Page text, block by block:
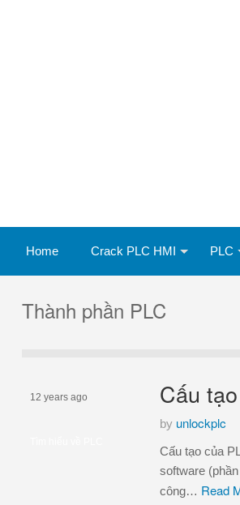
Home Crack PLC HMI PLC
Thành phần PLC
Cấu
12 years ago
by unlockplc
Cấu tạo của
software
công… Read